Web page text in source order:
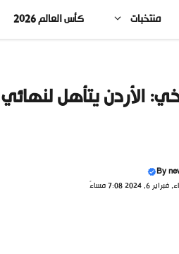
منتخبات كأس العالم 2026
الأردن يتأهل
By